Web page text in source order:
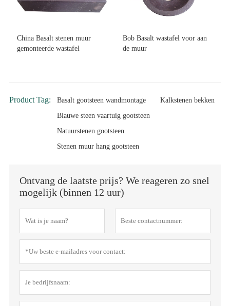
China Basalt stenen muur
gemonteerde wastafel
Bob Basalt wastafel voor aan
de muur
Product Tag: Basalt gootsteen wandmontage
Kalkstenen bekken
Blauwe steen vaartuig gootsteen
Natuurstenen gootsteen
Stenen muur hang gootsteen
Ontvang de laatste prijs? We reageren zo snel
mogelijk (binnen 12 uur)